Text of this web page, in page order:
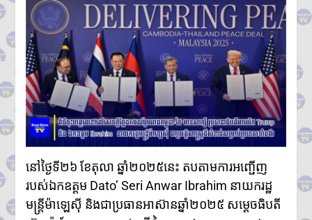
ប្រកាសព័ត៌មានពីការប្រឡង
សញ្ញាបត្រមធ្យមសិក្សាទុតិយភូមិ
សម័យប្រឡង៖១០ សីហ ២០២៦
មានបេក្ខជនចុះឈ្មោះប្រឡង
សរុប១៥១,២៣៨នាក់
ស្រី៨៤,៧៣៥នាក់
ក្រុមអ្នកសង្កេតការណ៍អាស៊ាន ចុះ
ពិនិត្យស្ថានភាពជាក់ស្តែងនៅតាម
ព្រំដែនកម្ពុជា-ថៃ ក្នុងខេត្តបន្ទាយ
មានជ័យ
ហ៊ុនម៉ាណែត អញ្ជើញប្រគល់ផ្ទះថ្មី
៣ខ្នង ជូនក្រុមគ្រួសារវីរកងទ័ពពលី
នៅខេត្តកណ្តាល
ក្រសួងបរិស្ថាន ស្នើឱ្យរដ្ឋបាល
នៅថ្ងៃទី២៦ ខែតុលា ឆ្នាំ២០២៥នេះ តបតាមការអញ្ជើញ
របស់ឯកឧត្តម Dato’ Seri Anwar Ibrahim នាយករដ្ឋ
មន្ត្រីម៉ាឡេស៊ី និងជាប្រធានអាស៊ានឆ្នាំ២០២៥ សម្តេចធិបតី